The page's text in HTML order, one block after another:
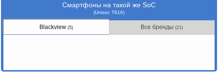
Смартфоны на такой же SoC
(Unisoc T616)
Blackview(5) Все бренды(21)